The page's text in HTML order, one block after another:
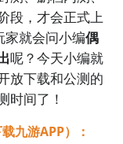
，九游APP提供
行搜索，点击进
这样你就不用
你就可以安装
段，才会正式上
家就会问小编偶
呢？今天小编就
放下载和公测的
时间了！
九游APP）：